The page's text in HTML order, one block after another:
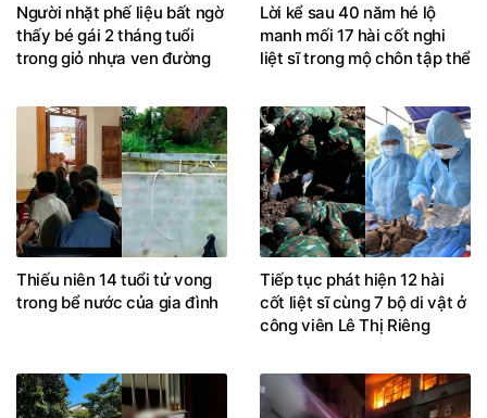
Người nhặt phế liệu bất ngờ
thấy bé gái 2 tháng tuổi
trong giỏ nhựa ven đường
Lời kể sau 40 năm hé lộ
manh mối 17 hài cốt nghi
liệt sĩ trong mộ chôn tập thể
Thiếu niên 14 tuổi tử vong
trong bể nước của gia đình
Tiếp tục phát hiện 12 hài
cốt liệt sĩ cùng 7 bộ di vật ở
công viên Lê Thị Riêng